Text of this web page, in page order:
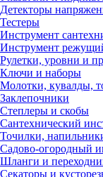
Детекторы
Тестеры
Инструмент
Инструмент
Рулетки, уровни и
Ключи и наборы
Молотки, кувалды,
Заклепочники
Степлеры и скобы
Сантехнический
Точилки,
Садово-огородный
Шланги и
Секаторы и